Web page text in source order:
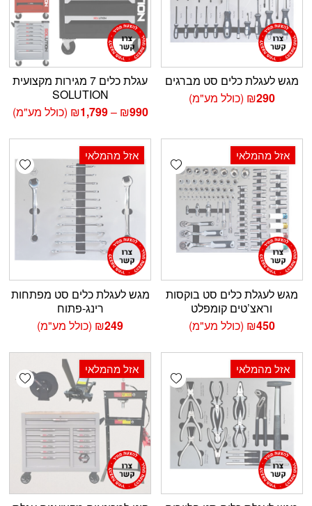
מגש לעגלת כלים סט מברגים
₪290 (כולל מע"מ)
עגלת כלים 7 מגירות מקצועית
SOLUTION
₪990
–
₪1,799
טווח
⁦₪990⁩
⁦₪1,799⁩
(כולל מע"מ)
Add wishlist אזל מהמלאי
מגש לעגלת כלים סט בוקסות
וראצ’טים קומפלט
₪450 (כולל מע"מ)
אזל מהמלאי
מגש לעגלת כלים סט מפתחות
רינג-פתוח
₪249 (כולל מע"מ)
Add wishlist אזל מהמלאי אזל מהמלאי